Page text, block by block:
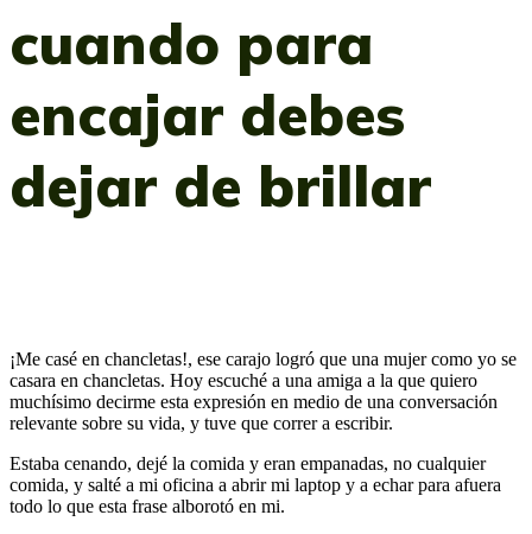
cuando para
encajar debes
dejar de brillar
¡Me casé en chancletas!, ese carajo logró que una mujer como yo se
casara en chancletas. Hoy escuché a una amiga a la que quiero
muchísimo decirme esta expresión en medio de una conversación
relevante sobre su vida, y tuve que correr a escribir.
Estaba cenando, dejé la comida y eran empanadas, no cualquier
comida, y salté a mi oficina a abrir mi laptop y a echar para afuera
todo lo que esta frase alborotó en mi.